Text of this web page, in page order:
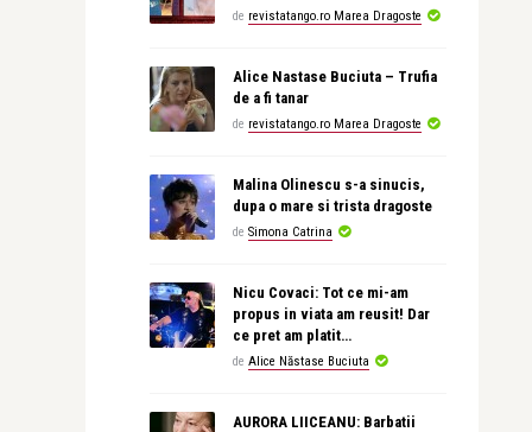
de revistatango.ro Marea Dragoste
Alice Nastase Buciuta – Trufia
de a fi tanar
de revistatango.ro Marea Dragoste
Malina Olinescu s-a sinucis,
dupa o mare si trista dragoste
de Simona Catrina
Nicu Covaci: Tot ce mi-am
propus in viata am reusit! Dar
ce pret am platit…
de Alice Năstase Buciuta
AURORA LIICEANU: Barbatii